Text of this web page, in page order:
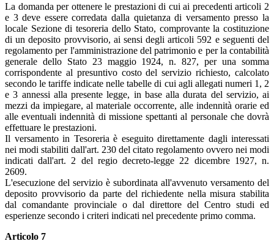
La domanda per ottenere le prestazioni di cui ai precedenti articoli 2
e 3 deve essere corredata dalla quietanza di versamento presso la
locale Sezione di tesoreria dello Stato, comprovante la costituzione
di un deposito provvisorio, ai sensi degli articoli 592 e seguenti del
regolamento per l'amministrazione del patrimonio e per la contabilità
generale dello Stato 23 maggio 1924, n. 827, per una somma
corrispondente al presuntivo costo del servizio richiesto, calcolato
secondo le tariffe indicate nelle tabelle di cui agli allegati numeri 1, 2
e 3 annessi alla presente legge, in base alla durata del servizio, ai
mezzi da impiegare, al materiale occorrente, alle indennità orarie ed
alle eventuali indennità di missione spettanti al personale che dovrà
effettuare le prestazioni.
Il versamento in Tesoreria è eseguito direttamente dagli interessati
nei modi stabiliti dall'art. 230 del citato regolamento ovvero nei modi
indicati dall'art. 2 del regio decreto-legge 22 dicembre 1927, n.
2609.
L'esecuzione del servizio è subordinata all'avvenuto versamento del
deposito provvisorio da parte del richiedente nella misura stabilita
dal comandante provinciale o dal direttore del Centro studi ed
esperienze secondo i criteri indicati nel precedente primo comma.
Articolo 7